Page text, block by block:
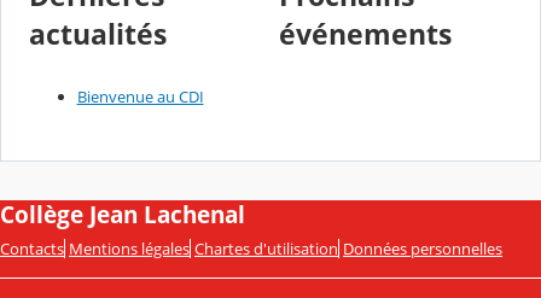
actualités
Bienvenue au CDI
événements
Collège Jean Lachenal
Contacts Mentions légales Chartes d'utilisation Données personnelles